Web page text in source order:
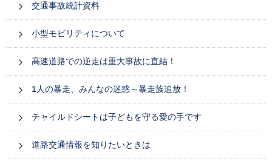
交通事故統計資料
小型モビリティについて
高速道路での逆走は重大事故に直結！
1人の暴走、みんなの迷惑～暴走族追放！
チャイルドシートは子どもを守る愛の手です
道路交通情報を知りたいときは